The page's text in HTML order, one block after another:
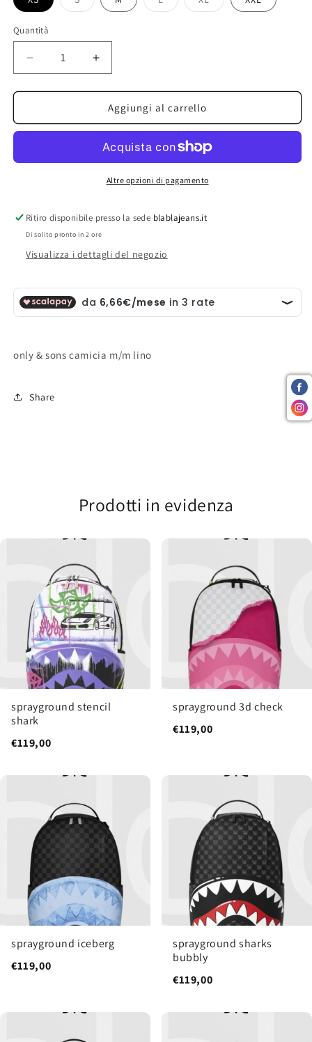
Variante Variante Variante
Quantità
Diminuisci
quantità
per
&amp;
m/m
Aumenta
quantità
per
only
&amp;
camicia
m/m
lino
Aggiungi al carrello
Altre opzioni di pagamento
Ritiro disponibile presso la sede blablajeans.it
Di solito pronto in 2 ore
Visualizza i dettagli del negozio
only & sons camicia m/m lino
Share
Prodotti in evidenza
sprayground stencil
shark
€119,00
sprayground 3d check
€119,00
sprayground iceberg
€119,00
sprayground sharks
bubbly
€119,00